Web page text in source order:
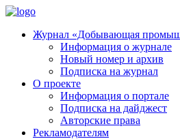
Журнал «Добывающая
Информация о журнале
Новый номер и архив
Подписка на журнал
О проекте
Информация о портале
Подписка на дайджест
Авторские права
Рекламодателям